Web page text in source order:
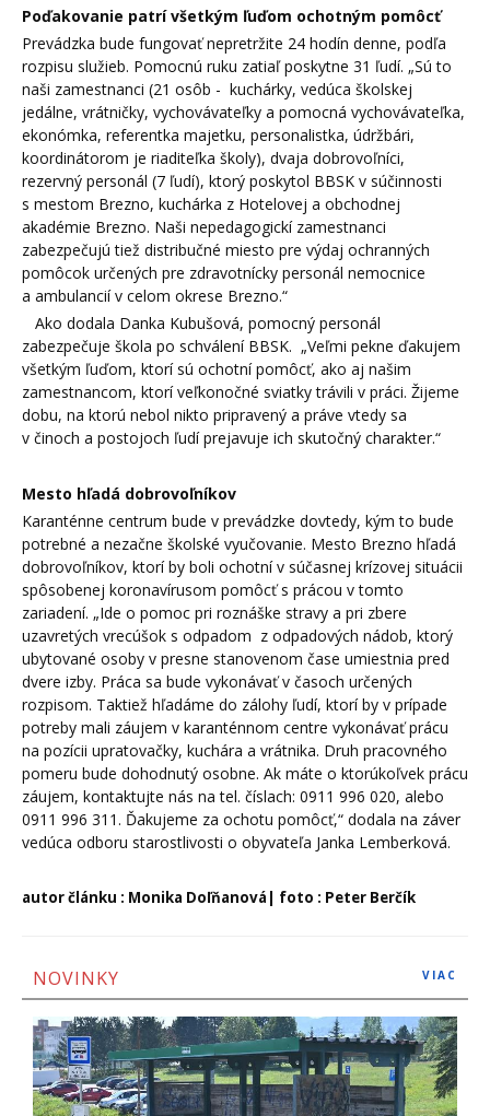
Poďakovanie patrí všetkým ľuďom ochotným pomôcť
Prevádzka bude fungovať nepretržite 24 hodín denne, podľa
rozpisu služieb. Pomocnú ruku zatiaľ poskytne 31 ľudí. „Sú to
naši zamestnanci (21 osôb - kuchárky, vedúca školskej
jedálne, vrátničky, vychovávateľky a pomocná vychovávateľka,
ekonómka, referentka majetku, personalistka, údržbári,
koordinátorom je riaditeľka školy), dvaja dobrovoľníci,
rezervný personál (7 ľudí), ktorý poskytol BBSK v súčinnosti
s mestom Brezno, kuchárka z Hotelovej a obchodnej
akadémie Brezno. Naši nepedagogickí zamestnanci
zabezpečujú tiež distribučné miesto pre výdaj ochranných
pomôcok určených pre zdravotnícky personál nemocnice
a ambulancií v celom okrese Brezno.“
Ako dodala Danka Kubušová, pomocný personál
zabezpečuje škola po schválení BBSK. „Veľmi pekne ďakujem
všetkým ľuďom, ktorí sú ochotní pomôcť, ako aj našim
zamestnancom, ktorí veľkonočné sviatky trávili v práci. Žijeme
dobu, na ktorú nebol nikto pripravený a práve vtedy sa
v činoch a postojoch ľudí prejavuje ich skutočný charakter.“
Mesto hľadá dobrovoľníkov
Karanténne centrum bude v prevádzke dovtedy, kým to bude
potrebné a nezačne školské vyučovanie. Mesto Brezno hľadá
dobrovoľníkov, ktorí by boli ochotní v súčasnej krízovej situácii
spôsobenej koronavírusom pomôcť s prácou v tomto
zariadení. „Ide o pomoc pri roznáške stravy a pri zbere
uzavretých vrecúšok s odpadom z odpadových nádob, ktorý
ubytované osoby v presne stanovenom čase umiestnia pred
dvere izby. Práca sa bude vykonávať v časoch určených
rozpisom. Taktiež hľadáme do zálohy ľudí, ktorí by v prípade
potreby mali záujem v karanténnom centre vykonávať prácu
na pozícii upratovačky, kuchára a vrátnika. Druh pracovného
pomeru bude dohodnutý osobne. Ak máte o ktorúkoľvek prácu
záujem, kontaktujte nás na tel. číslach: 0911 996 020, alebo
0911 996 311. Ďakujeme za ochotu pomôcť,“ dodala na záver
vedúca odboru starostlivosti o obyvateľa Janka Lemberková.
autor článku : Monika Doľňanová| foto : Peter Berčík
NOVINKY VIAC